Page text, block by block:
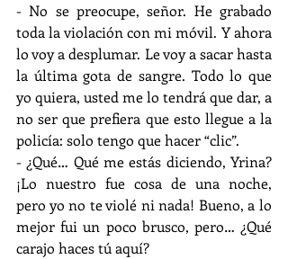
- No se preocupe, señor. He grabado
toda la violación con mi móvil. Y ahora
lo voy a desplumar. Le voy a sacar hasta
la última gota de sangre. Todo lo que
yo quiera, usted me lo tendrá que dar, a
no ser que prefiera que esto llegue a la
policía: solo tengo que hacer “clic”.
- ¿Qué… Qué me estás diciendo, Yrina?
¡Lo nuestro fue cosa de una noche,
pero yo no te violé ni nada! Bueno, a lo
mejor fui un poco brusco, pero… ¿Qué
carajo haces tú aquí?